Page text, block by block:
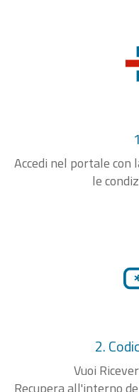
Accedi nel portale con
le
2.
Vuoi
Recupera all'interno